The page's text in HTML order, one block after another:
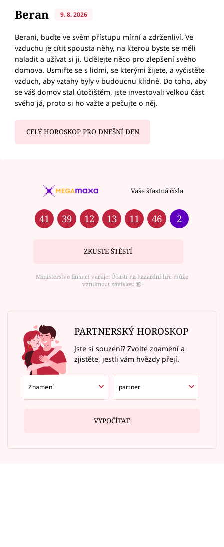
Beran 9. 8. 2026
Berani, buďte ve svém přístupu mírní a zdrženliví. Ve
vzduchu je cítit spousta něhy, na kterou byste se měli
naladit a užívat si ji. Udělejte něco pro zlepšení svého
domova. Usmiřte se s lidmi, se kterými žijete, a vyčistěte
vzduch, aby vztahy byly v budoucnu klidné. Do toho, aby
se váš domov stal útočištěm, jste investovali velkou část
svého já, proto si ho važte a pečujte o něj.
CELÝ HOROSKOP PRO DNEŠNÍ DEN
Vaše šťastná čísla
41 39 12 13 11 46 2
ZKUSTE ŠTĚSTÍ
Ministerstvo financí varuje: Účastí na hazardní hře může
vzniknout závislost ⑱
PARTNERSKÝ HOROSKOP
Jste si souzení? Zvolte znamení a
zjistěte, jestli vám hvězdy přejí.
VYPOČÍTAT